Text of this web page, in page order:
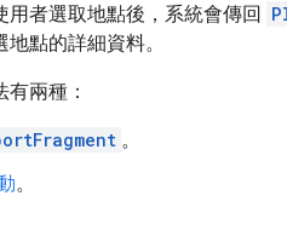
用者選取地點後，系統會傳回
點的詳細資料。
兩種：
。
。